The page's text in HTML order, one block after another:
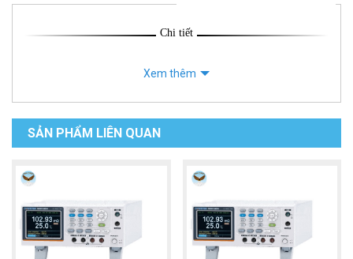
Chi tiết
Xem thêm
SẢN PHẨM LIÊN QUAN